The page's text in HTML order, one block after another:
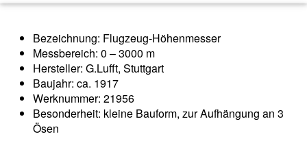
Bezeichnung: Flugzeug-Höhenmesser
Messbereich: 0 – 3000 m
Hersteller: G.Lufft, Stuttgart
Baujahr: ca. 1917
Werknummer: 21956
Besonderheit: kleine Bauform, zur Aufhängung an 3
Ösen